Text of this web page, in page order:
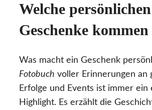
Welche persönlichen
Geschenke
Was macht ein Geschenk
Fotobuch voller Erinnerungen an
Erfolge und Events ist immer ein
Highlight. Es erzählt die